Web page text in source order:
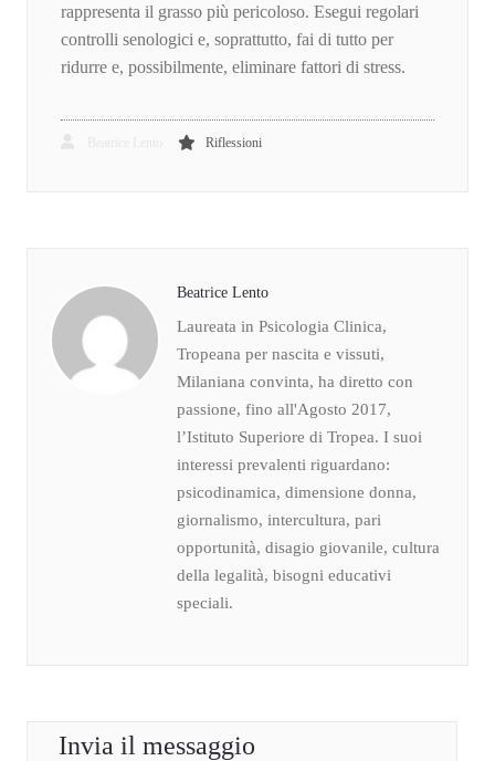
rappresenta il grasso più pericoloso. Esegui regolari
controlli senologici e, soprattutto, fai di tutto per
ridurre e, possibilmente, eliminare fattori di stress.
Riflessioni
Beatrice Lento
Laureata in Psicologia Clinica,
Tropeana per nascita e vissuti,
Milaniana convinta, ha diretto con
passione, fino all'Agosto 2017,
l’Istituto Superiore di Tropea. I suoi
interessi prevalenti riguardano:
psicodinamica, dimensione donna,
giornalismo, intercultura, pari
opportunità, disagio giovanile, cultura
della legalità, bisogni educativi
speciali.
Invia il messaggio